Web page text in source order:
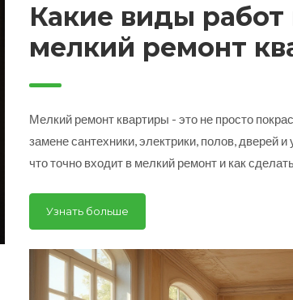
Какие виды работ
мелкий ремонт
полный список с
Мелкий ремонт квартиры - это не просто
замене сантехники, электрики, полов, дверей
что точно входит в мелкий ремонт и как
Узнать больше